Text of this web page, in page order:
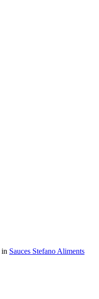
in Sauces Stefano Aliments